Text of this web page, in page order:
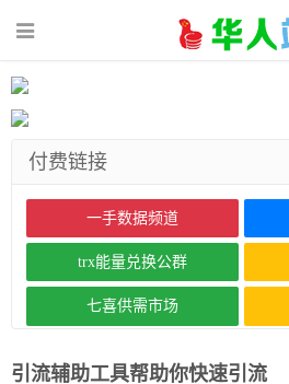
付费链接
一手数据频道
trx能量兑换公群
七喜供需市场
引流辅助工具帮助你快速引流